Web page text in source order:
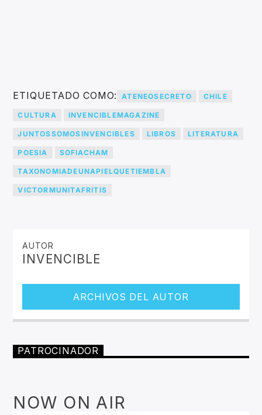
ETIQUETADO COMO: ATENEOSECRETO CHILE
CULTURA INVENCIBLEMAGAZINE
JUNTOSSOMOSINVENCIBLES LIBROS LITERATURA
POESIA SOFIACHAM
TAXONOMIADEUNAPIELQUETIEMBLA
VICTORMUNITAFRITIS
AUTOR
INVENCIBLE
ARCHIVOS DEL AUTOR
PATROCINADOR
NOW ON AIR